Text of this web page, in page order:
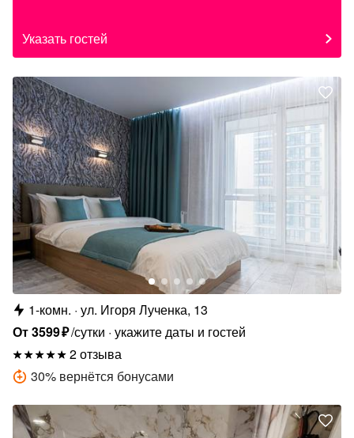
Указать гостей
1-комн. ул. Игоря Лученка, 13
От3599₽/сутки укажите даты и гостей
2 отзыва
30% вернётся бонусами